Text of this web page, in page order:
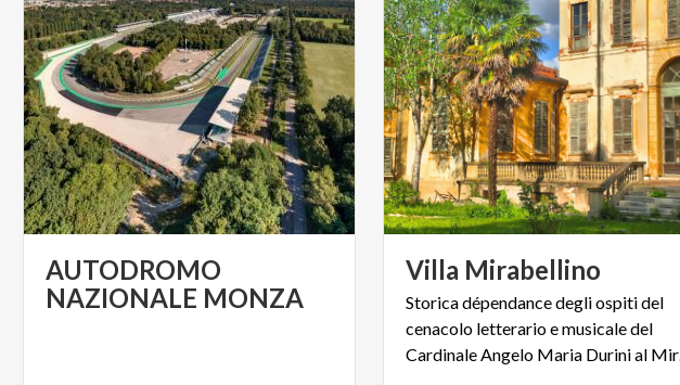
AUTODROMO
NAZIONALE MONZA
Villa Mirabellino
Storica dépendance degli ospiti del
cenacolo letterario e musicale del